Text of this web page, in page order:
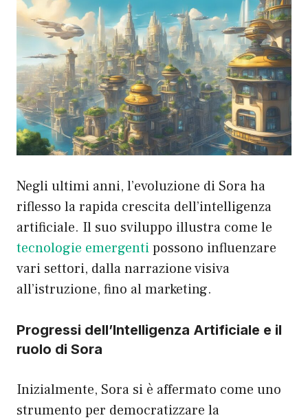
Negli ultimi anni, l’evoluzione di Sora ha
riflesso la rapida crescita dell’intelligenza
artificiale. Il suo sviluppo illustra come le
tecnologie emergentipossono influenzare
vari settori, dalla narrazione visiva
all’istruzione, fino al marketing.
Progressi dell’Intelligenza Artificiale e il
ruolo di Sora
Inizialmente, Sora si è affermato come uno
strumento per democratizzare la